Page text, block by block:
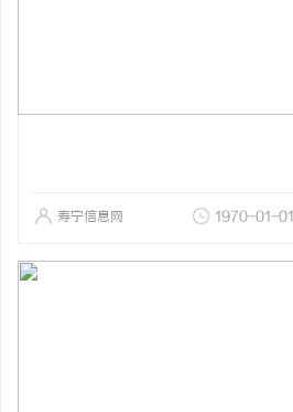
寿宁信息网 1970-01-01